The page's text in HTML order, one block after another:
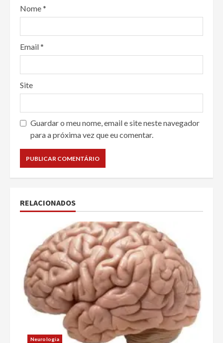
Nome*
Email*
Site
Guardar o meu nome, email e site neste navegador
para a próxima vez que eu comentar.
RELACIONADOS
Neurologia